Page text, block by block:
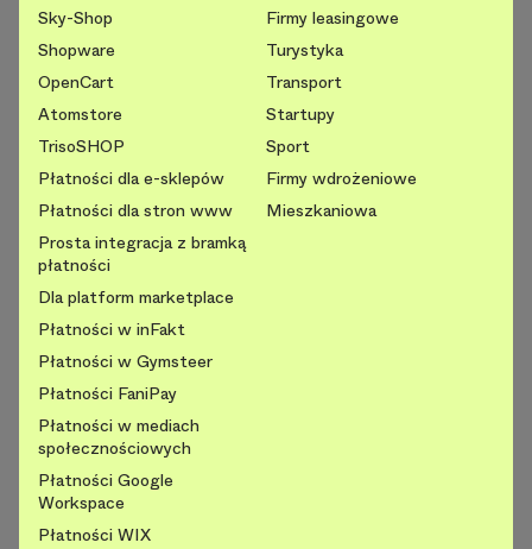
Sky-Shop
Shopware
OpenCart
Atomstore
TrisoSHOP
Płatności dla e-sklepów
Płatności dla stron www
Prosta integracja z bramką
płatności
Dla platform marketplace
Płatności w inFakt
Płatności w Gymsteer
Płatności FaniPay
Płatności w mediach
społecznościowych
Płatności Google
Workspace
Płatności WIX
Firmy leasingowe
Turystyka
Transport
Startupy
Sport
Firmy wdrożeniowe
Mieszkaniowa